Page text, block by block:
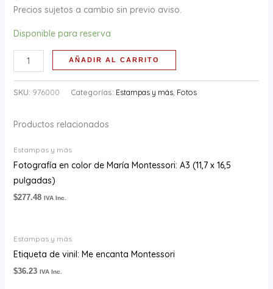
Precios sujetos a cambio sin previo aviso.
Disponible para reserva
AÑADIR AL CARRITO
SKU: 976000 Categorías: Estampas y más, Fotos
Productos relacionados
Estampas y más
Fotografía en color de María Montessori: A3 (11,7 x 16,5
pulgadas)
$277.48 IVA Inc.
Estampas y más
Etiqueta de vinil: Me encanta Montessori
$36.23 IVA Inc.